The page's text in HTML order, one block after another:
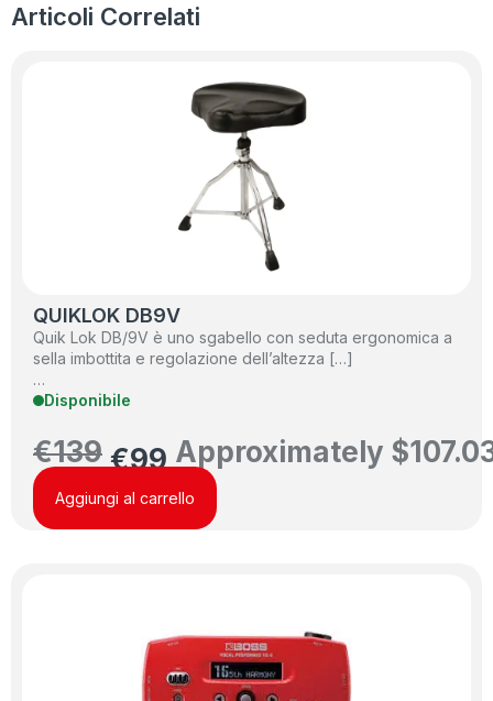
Articoli Correlati
QUIKLOK DB9V
Quik Lok DB/9V è uno sgabello con seduta ergonomica a
sella imbottita e regolazione dell’altezza […]
…
Disponibile
€139 €99 Approximately $
Aggiungi al carrello